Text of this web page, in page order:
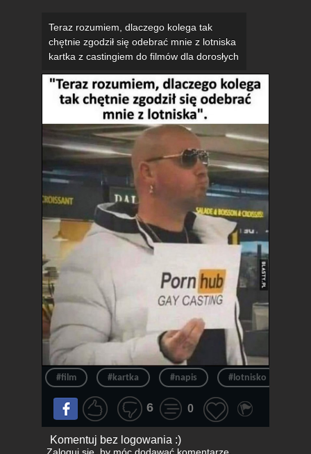
Teraz rozumiem, dlaczego kolega tak
chętnie zgodził się odebrać mnie z lotniska
kartka z castingiem do filmów dla dorosłych
#film #kartka #napis #lotnisko
6 0
Komentuj bez logowania :)
Zaloguj się, by móc dodawać komentarze.